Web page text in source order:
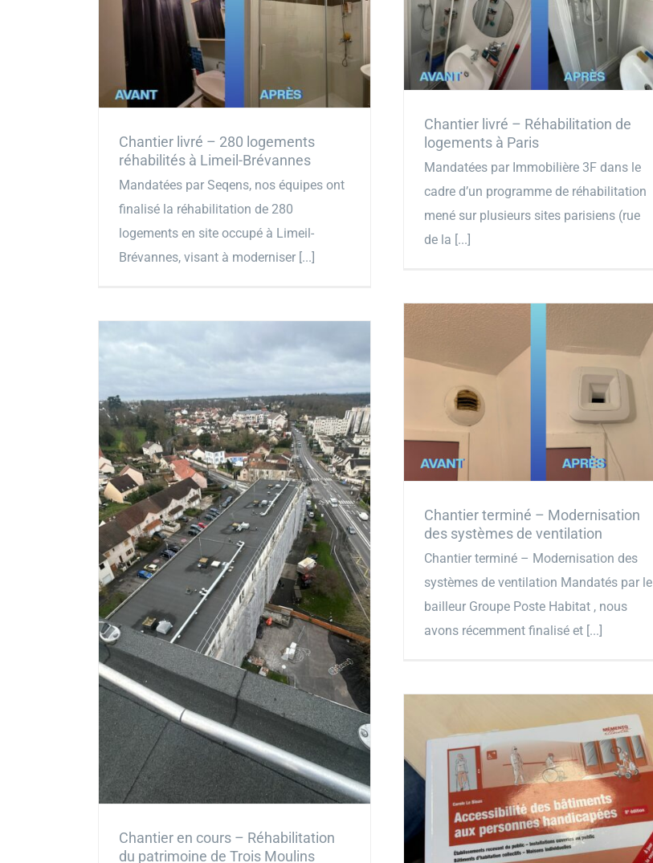
Chantier livré – Réhabilitation de
logements à Paris
Mandatées par Immobilière 3F dans le
cadre d’un programme de réhabilitation
mené sur plusieurs sites parisiens (rue
de la [...]
Chantier livré – 280 logements
réhabilités à Limeil-Brévannes
Mandatées par Seqens, nos équipes ont
finalisé la réhabilitation de 280
logements en site occupé à Limeil-
Brévannes, visant à moderniser [...]
Chantier terminé – Modernisation
des systèmes de ventilation
Chantier terminé – Modernisation des
systèmes de ventilation Mandatés par le
bailleur Groupe Poste Habitat , nous
avons récemment finalisé et [...]
Chantier en cours – Réhabilitation
du patrimoine de Trois Moulins